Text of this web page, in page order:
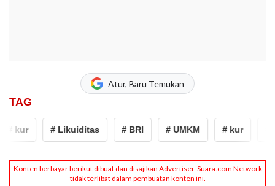
Atur, Baru Temukan
TAG
# kur # Likuiditas # BRI # UMKM # kur